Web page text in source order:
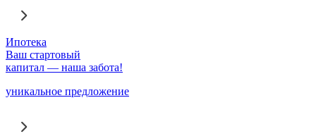
Ипотека
Ваш стартовый
капитал — наша забота!
уникальное предложение